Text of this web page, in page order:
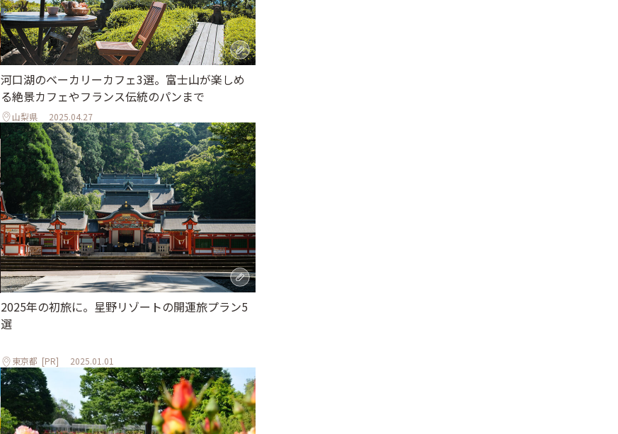
河口湖のベーカリーカフェ3選。富士山が楽しめ
る絶景カフェやフランス伝統のパンまで
山梨県 2025.04.27
2025年の初旅に。星野リゾートの開運旅プラン5
選
東京都 [PR] 2025.01.01